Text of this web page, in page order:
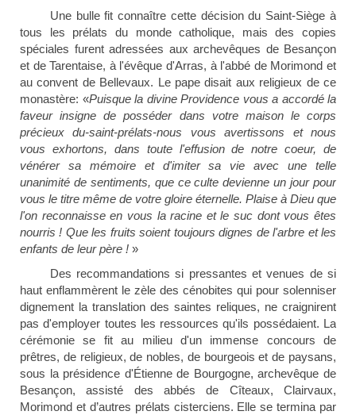
Une bulle fit connaître cette décision du Saint-Siège à
tous les prélats du monde catholique, mais des copies
spéciales furent adressées aux archevêques de Besançon
et de Tarentaise, à l'évêque d'Arras, à l'abbé de Morimond et
au convent de Bellevaux. Le pape disait aux religieux de ce
monastère: «Puisque la divine Providence vous a accordé la
faveur insigne de posséder dans votre maison le corps
précieux du-saint-prélats-nous vous avertissons et nous
vous exhortons, dans toute l'effusion de notre coeur, de
vénérer sa mémoire et d'imiter sa vie avec une telle
unanimité de sentiments, que ce culte devienne un jour pour
vous le titre même de votre gloire éternelle. Plaise à Dieu que
l'on reconnaisse en vous la racine et le suc dont vous êtes
nourris ! Que les fruits soient toujours dignes de l'arbre et les
enfants de leur père ! »
Des recommandations si pressantes et venues de si
haut enflammèrent le zèle des cénobites qui pour solenniser
dignement la translation des saintes reliques, ne craignirent
pas d'employer toutes les ressources qu'ils possédaient. La
cérémonie se fit au milieu d'un immense concours de
prêtres, de religieux, de nobles, de bourgeois et de paysans,
sous la présidence d'Étienne de Bourgogne, archevêque de
Besançon, assisté des abbés de Cîteaux, Clairvaux,
Morimond et d’autres prélats cisterciens. Elle se termina par